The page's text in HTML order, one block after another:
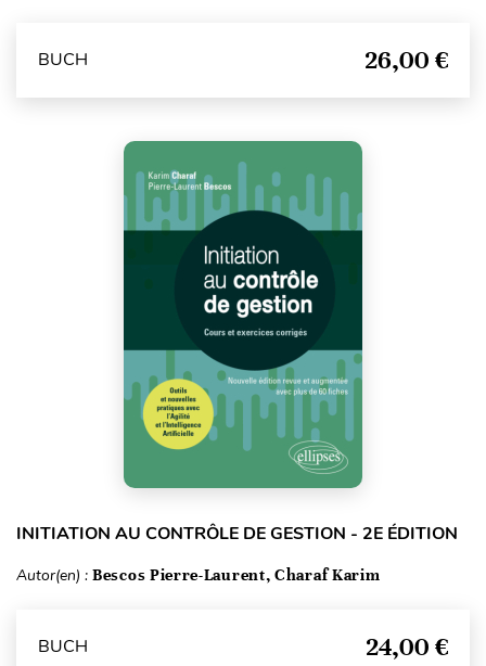
BUCH 26,00 €
INITIATION AU CONTRÔLE DE GESTION - 2E ÉDITION
Autor(en) : Bescos Pierre-Laurent, Charaf Karim
BUCH 24,00 €